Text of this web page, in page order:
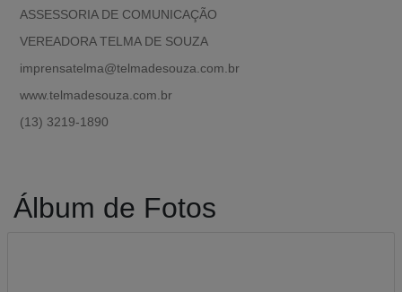
ASSESSORIA DE COMUNICAÇÃO
VEREADORA TELMA DE SOUZA
imprensatelma@telmadesouza.com.br
www.telmadesouza.com.br
(13) 3219-1890
Álbum de Fotos